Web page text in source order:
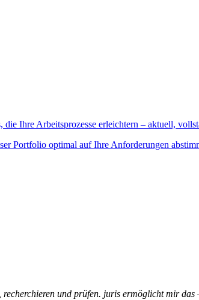
Ihre Arbeitsprozesse erleichtern – aktuell,
Portfolio optimal auf Ihre Anforderungen
und prüfen. juris ermöglicht mir